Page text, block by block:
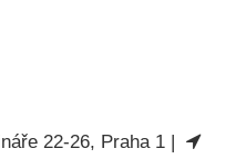
22-26, Praha 1 |